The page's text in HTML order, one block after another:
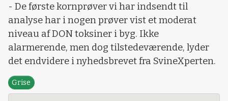
- De første kornprøver vi har indsendt til
analyse har i nogen prøver vist et moderat
niveau af DON toksiner i byg. Ikke
alarmerende, men dog tilstedeværende, lyder
det endvidere i nyhedsbrevet fra SvineXperten.
Grise